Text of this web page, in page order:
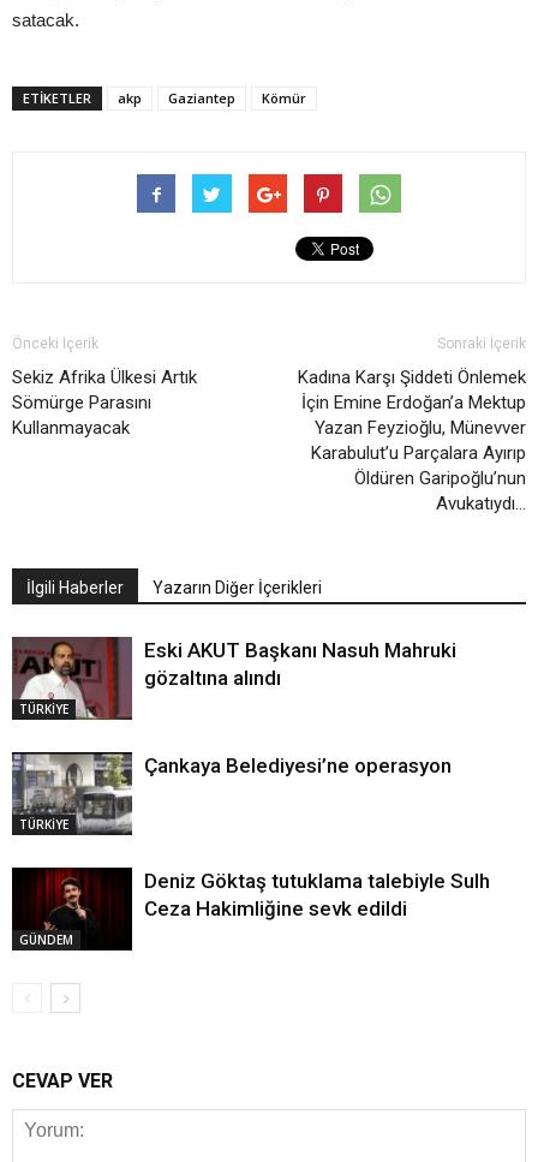
satacak.
ETIKETLER akp Gaziantep Kömür
Önceki İçerik
Sekiz Afrika Ülkesi Artık
Sömürge Parasını
Kullanmayacak
Sonraki İçerik
Kadına Karşı Şiddeti Önlemek
İçin Emine Erdoğan’a Mektup
Yazan Feyzioğlu, Münevver
Karabulut’u Parçalara Ayırıp
Öldüren Garipoğlu’nun
Avukatıydı…
İlgili Haberler Yazarın Diğer İçerikleri
TÜRKİYE
Eski AKUT Başkanı Nasuh Mahruki
gözaltına alındı
TÜRKİYE
Çankaya Belediyesi’ne operasyon
GÜNDEM
Deniz Göktaş tutuklama talebiyle Sulh
Ceza Hakimliğine sevk edildi
CEVAP VER